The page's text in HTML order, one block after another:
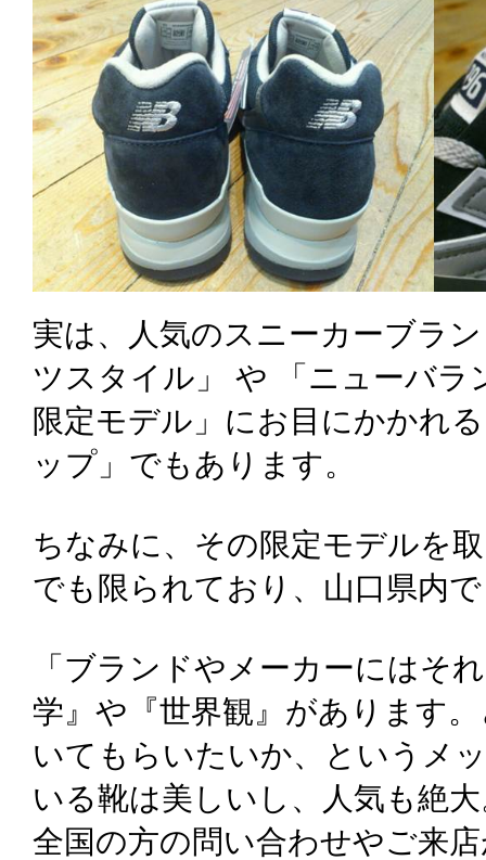
実は、人気のスニーカーブラ
ツスタイル」 や 「ニューバラ
限定モデル」にお目にかかれ
ップ」でもあります。
ちなみに、その限定モデルを
でも限られており、山口県内
「ブランドやメーカーにはそ
学』や『世界観』があります
いてもらいたいか、というメ
いる靴は美しいし、人気も絶
全国の方の問い合わせやご来